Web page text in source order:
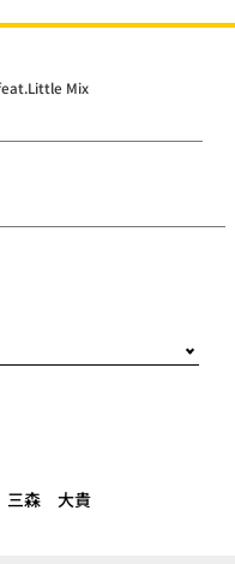
Mix
三森 大貴